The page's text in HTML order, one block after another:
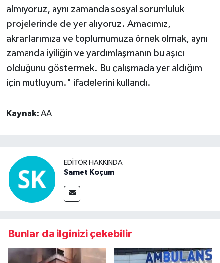
almıyoruz, aynı zamanda sosyal sorumluluk
projelerinde de yer alıyoruz. Amacımız,
akranlarımıza ve toplumumuza örnek olmak, aynı
zamanda iyiliğin ve yardımlaşmanın bulaşıcı
olduğunu göstermek. Bu çalışmada yer aldığım
için mutluyum." ifadelerini kullandı.
Kaynak: AA
EDITÖR HAKKINDA
Samet Koçum
Bunlar da ilginizi çekebilir